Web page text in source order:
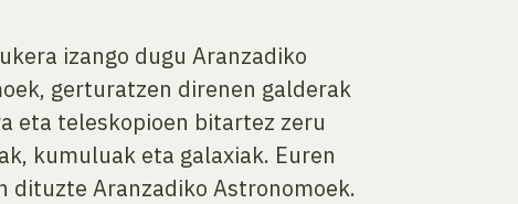
izango dugu Aranzadiko
gerturatzen direnen galderak
eta teleskopioen bitartez zeru
kumuluak eta galaxiak. Euren
Aranzadiko Astronomoek.